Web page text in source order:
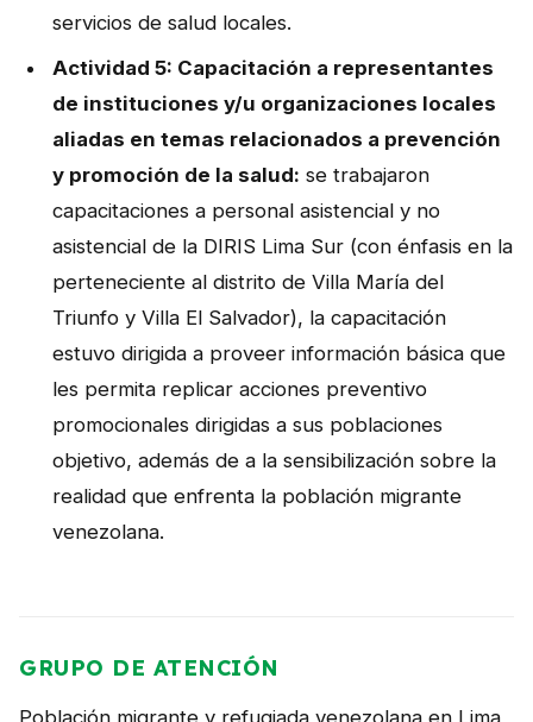
servicios de salud locales.
Actividad 5: Capacitación a representantes
de instituciones y/u organizaciones locales
aliadas en temas relacionados a prevención
y promoción de la salud: se trabajaron
capacitaciones a personal asistencial y no
asistencial de la DIRIS Lima Sur (con énfasis en la
perteneciente al distrito de Villa María del
Triunfo y Villa El Salvador), la capacitación
estuvo dirigida a proveer información básica que
les permita replicar acciones preventivo
promocionales dirigidas a sus poblaciones
objetivo, además de a la sensibilización sobre la
realidad que enfrenta la población migrante
venezolana.
GRUPO DE ATENCIÓN
Población migrante y refugiada venezolana en Lima